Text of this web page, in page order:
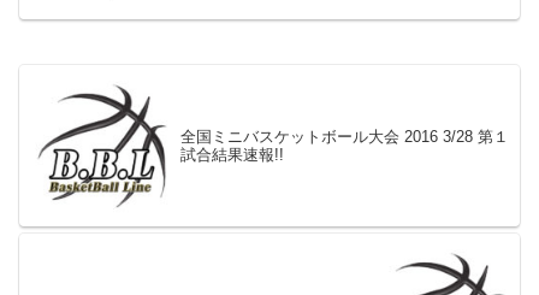
全国ミニバスケットボール大会 2016 3/28 第１
試合結果速報!!